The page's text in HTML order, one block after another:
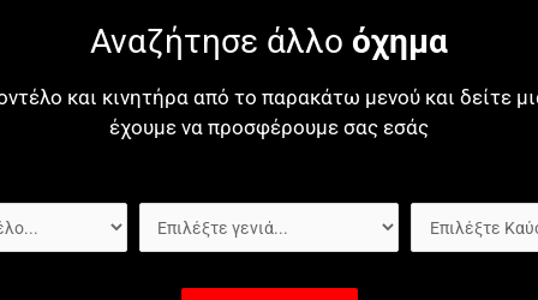
Αναζήτησε άλλο όχημα
και κινητήρα από το παρακάτω μενού και δείτε
έχουμε να προσφέρουμε σας εσάς